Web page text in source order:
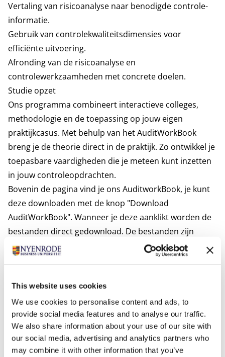
This website uses cookies
We use cookies to personalise content and ads, to
provide social media features and to analyse our traffic.
We also share information about your use of our site with
our social media, advertising and analytics partners who
may combine it with other information that you’ve
Vertaling van risicoanalyse naar benodigde controle-
informatie.
Gebruik van controlekwaliteitsdimensies voor
efficiënte uitvoering.
Afronding van de risicoanalyse en
controlewerkzaamheden met concrete doelen.
Studie opzet
Ons programma combineert interactieve colleges,
methodologie en de toepassing op jouw eigen
praktijkcasus. Met behulp van het AuditWorkBook
breng je de theorie direct in de praktijk. Zo ontwikkel je
toepasbare vaardigheden die je meteen kunt inzetten
in jouw controleopdrachten.
Bovenin de pagina vind je ons AuditworkBook, je kunt
deze downloaden met de knop "Download
AuditWorkBook". Wanneer je deze aanklikt worden de
bestanden direct gedownload. De bestanden zijn
opgenomen in een zip file. Je kan een zip file uitpakken
via bestandsbeheer. Ga naar het bestand, klik rechter
worden de bestanden geopend en kun je deze
gebruiken.
Voor wie
Dit programma is speciaal ontwikkeld voor
accountants met minimaal drie jaar werkervaring in de